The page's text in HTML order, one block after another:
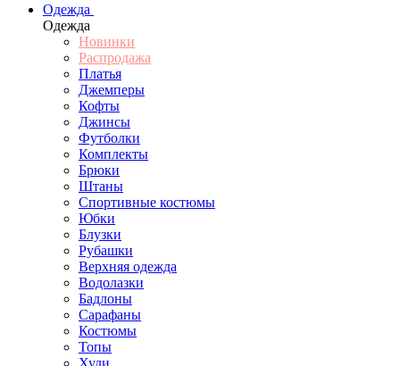
Одежда
Одежда
Новинки
Распродажа
Платья
Джемперы
Кофты
Джинсы
Футболки
Комплекты
Брюки
Штаны
Спортивные костюмы
Юбки
Блузки
Рубашки
Верхняя одежда
Водолазки
Бадлоны
Сарафаны
Костюмы
Топы
Худи